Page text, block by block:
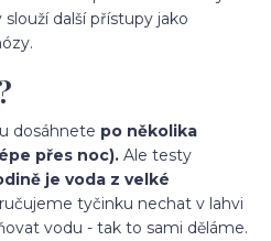
další přístupy jako
dosáhnete po několika
přes noc). Ale testy
je voda z velké
tyčinku nechat v lahvi
vodu - tak to sami děláme.